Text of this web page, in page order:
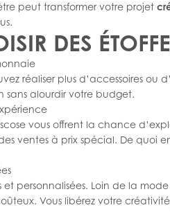
peut transformer votre projet
DES
réaliser plus d’accessoires
sans alourdir votre budget.
vous offrent la chance
ventes à prix spécial. De
personnalisées. Loin de la
Vous libérez votre